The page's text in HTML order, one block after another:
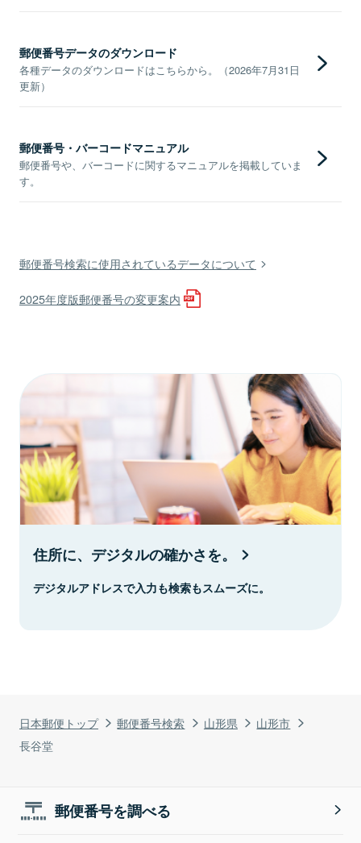
日本郵便トップ 郵便番号検索 山形県
山形市
長谷堂
郵便番号データのダウンロード
各種データのダウンロードはこちらから。（2026年7月31日
更新）
郵便番号・バーコードマニュアル
郵便番号や、バーコードに関するマニュアルを掲載していま
す。
郵便番号検索に使用されているデータについて
2025年度版郵便番号の変更案内
住所に、デジタルの確かさを。
デジタルアドレスで入力も検索もスムーズに。
郵便番号を調べる